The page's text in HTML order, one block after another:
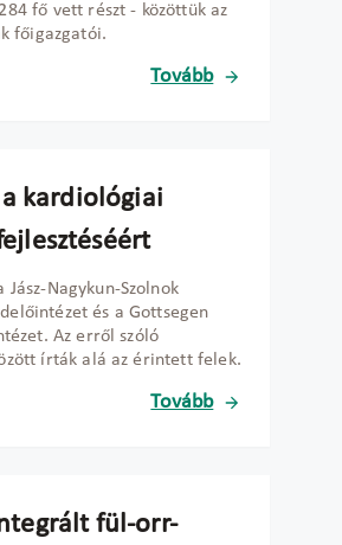
fő vett részt - közöttük az
főigazgatói.
Tovább
kardiológiai
Nagykun-Szolnok
és a Gottsegen
Az erről szóló
írták alá az érintett felek.
Tovább
fül-orr-